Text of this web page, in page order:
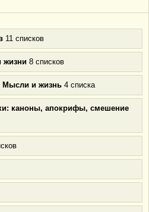
11 списков
жизни 8 списков
Мысли и жизнь 4 списка
каноны, апокрифы, смешение